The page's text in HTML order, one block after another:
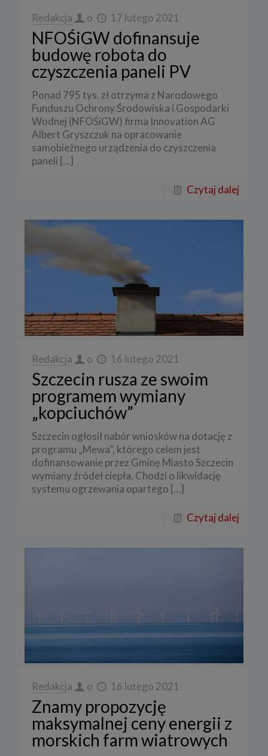
Redakcja o 17 lutego 2021
NFOŚiGW dofinansuje
budowę robota do
czyszczenia paneli PV
Ponad 795 tys. zł otrzyma z Narodowego
Funduszu Ochrony Środowiska i Gospodarki
Wodnej (NFOŚiGW) firma Innovation AG
Albert Gryszczuk na opracowanie
samobieżnego urządzenia do czyszczenia
paneli […]
Czytaj dalej
Redakcja o 16 lutego 2021
Szczecin rusza ze swoim
programem wymiany
„kopciuchów”
Szczecin ogłosił nabór wniosków na dotację z
programu „Mewa”, którego celem jest
dofinansowanie przez Gminę Miasto Szczecin
wymiany źródeł ciepła. Chodzi o likwidację
systemu ogrzewania opartego […]
Czytaj dalej
Redakcja o 16 lutego 2021
Znamy propozycję
maksymalnej ceny energii z
morskich farm wiatrowych